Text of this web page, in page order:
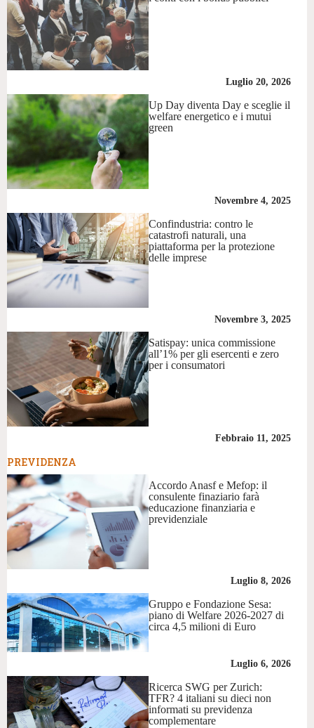
Luglio 20, 2026
Up Day diventa Day e sceglie il
welfare energetico e i mutui
green
Novembre 4, 2025
Confindustria: contro le
catastrofi naturali, una
piattaforma per la protezione
delle imprese
Novembre 3, 2025
Satispay: unica commissione
all’1% per gli esercenti e zero
per i consumatori
Febbraio 11, 2025
PREVIDENZA
Accordo Anasf e Mefop: il
consulente finaziario farà
educazione finanziaria e
previdenziale
Luglio 8, 2026
Gruppo e Fondazione Sesa:
piano di Welfare 2026-2027 di
circa 4,5 milioni di Euro
Luglio 6, 2026
Ricerca SWG per Zurich:
TFR? 4 italiani su dieci non
informati su previdenza
complementare